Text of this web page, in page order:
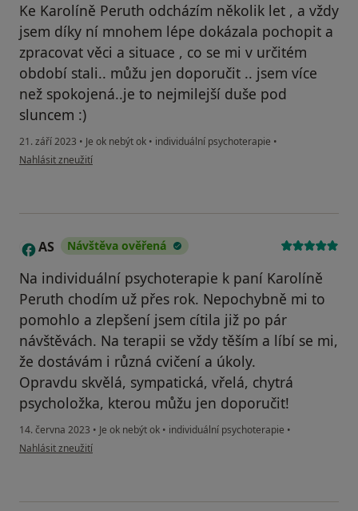
Ke Karolíně Peruth odcházím několik let , a vždy
jsem díky ní mnohem lépe dokázala pochopit a
zpracovat věci a situace , co se mi v určitém
období stali.. můžu jen doporučit .. jsem více
než spokojená..je to nejmilejší duše pod
sluncem :)
21. září 2023 • Je ok nebýt ok • individuální psychoterapie •
podle názoru uživatele Anežka
Nahlásit zneužití
A AS Návštěva ověřená
Na individuální psychoterapie k paní Karolíně
Peruth chodím už přes rok. Nepochybně mi to
pomohlo a zlepšení jsem cítila již po pár
návštěvách. Na terapii se vždy těším a líbí se mi,
že dostávám i různá cvičení a úkoly.
Opravdu skvělá, sympatická, vřelá, chytrá
psycholožka, kterou můžu jen doporučit!
14. června 2023 • Je ok nebýt ok • individuální psychoterapie •
podle názoru uživatele AS
Nahlásit zneužití